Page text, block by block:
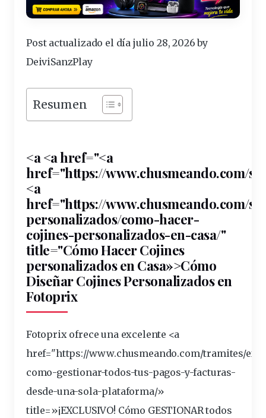
Post actualizado el día julio 28, 2026 by
DeiviSanzPlay
Resumen
<a <a href="<a
href="https://www.chusmeando.com/
<a
href="https://www.chusmeando.com/
personalizados/como-hacer-
cojines-personalizados-en-casa/"
title="Cómo Hacer Cojines
personalizadosen Casa»>Cómo
Diseñar Cojines Personalizados en
Fotoprix
Fotoprix ofrece una excelente <a
href="https://www.chusmeando.com/tramites/
como-gestionar-todos-tus-pagos-y-facturas-
desde-una-sola-plataforma/»
title=»¡EXCLUSIVO! Cómo GESTIONAR todos